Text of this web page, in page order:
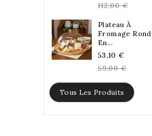
112,00 €
Plateau À
Fromage Rond
En...
53,10 €
price
59,00 €
Tous Les Produits